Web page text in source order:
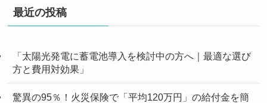
最近の投稿
「太陽光発電に蓄電池導入を検討中の方へ｜最適な選び
方と費用対効果」
驚異の95％！火災保険で「平均120万円」の給付金を簡